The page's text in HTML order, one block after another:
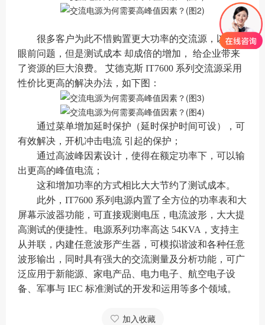
很多客户为此不惜购置更大功率的交流源，以解决
眼前问题，但是测试成本 却成倍的增加， 给企业带来
了资源的巨大浪费。 艾德克斯 IT7600 系列交流源采用
性价比更高的解决办法，如下图：
通过菜单增加延时保护（延时保护时间可设），可
有效解决，开机冲击电流 引起的保护；
通过高波峰因素设计，使得在额定功率下，可以输
出更高的峰值电流；
这和增加功率的方式相比大大节约了测试成本。
此外，IT7600 系列电源内置了全方位的功率表和大
屏幕示波器功能，可直接观测电压，电流波形，大大提
高测试的便捷性。电源系列功率高达 54KVA，支持主
从并联，内建任意波形产生器，可模拟谐波和各种任意
波形输出，同时具有强大的交流测量及分析功能，可广
泛应用于新能源、家电产品、电力电子、航空电子设
备、军事与 IEC 标准测试的开发和运用等多个领域。
加入收藏